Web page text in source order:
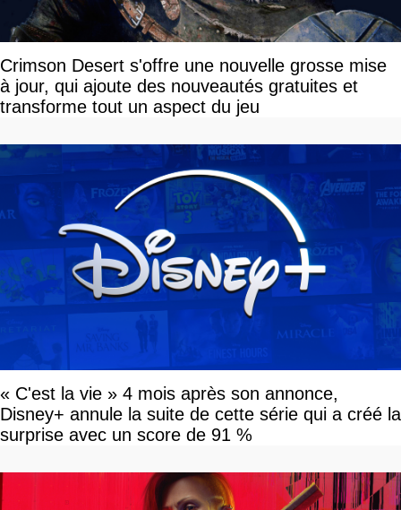
Crimson Desert s'offre une nouvelle grosse mise
à jour, qui ajoute des nouveautés gratuites et
transforme tout un aspect du jeu
« C'est la vie » 4 mois après son annonce,
Disney+ annule la suite de cette série qui a créé la
surprise avec un score de 91 %